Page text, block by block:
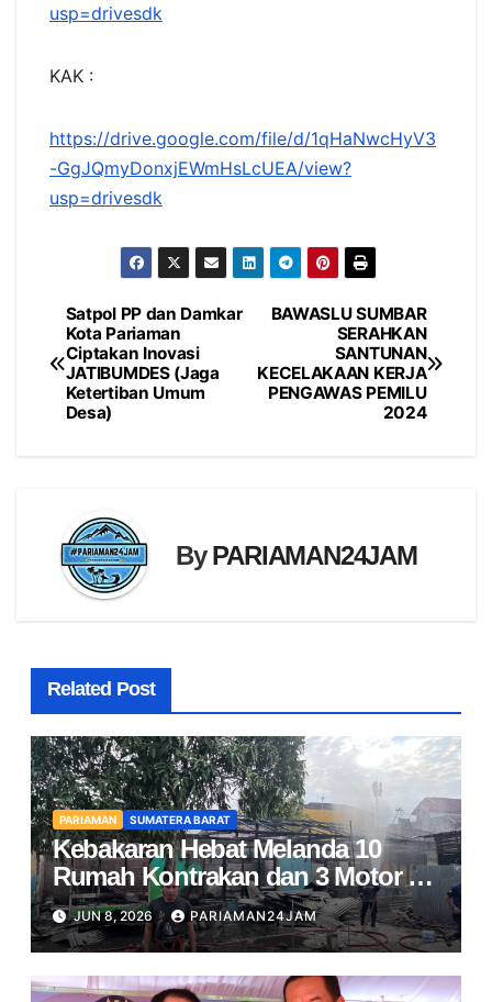
usp=drivesdk
KAK :
https://drive.google.com/file/d/1qHaNwcHyV3
-GgJQmyDonxjEWmHsLcUEA/view?
usp=drivesdk
Navigasi
pos
BAWASLU SUMBAR
SERAHKAN
SANTUNAN
KECELAKAAN KERJA
PENGAWAS PEMILU
2024
Satpol PP dan Damkar
Kota Pariaman
Ciptakan Inovasi
JATIBUMDES (Jaga
Ketertiban Umum
Desa)
ByPARIAMAN24JAM
Related Post
PARIAMAN SUMATERA BARAT
Kebakaran Hebat Melanda 10
Rumah Kontrakan dan 3 Motor di
Pariaman
JUN 8, 2026 PARIAMAN24JAM